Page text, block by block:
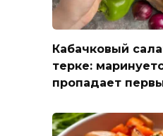
Кабачковый
терке:
пропадает